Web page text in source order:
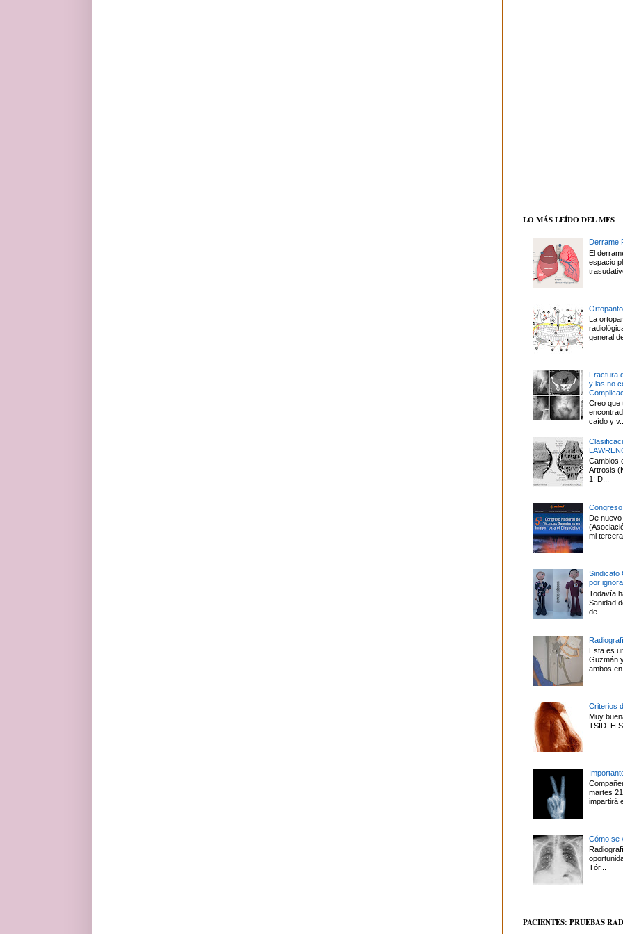
LO MÁS LEÍDO DEL MES
Derrame
El
espacio
La
general
Fractura
y las no
Creo que
caído y
Cambios
Artrosis
1: D...
De
mi
Sindicato
por
Todavía
Sanidad
de...
Esta es
Guzmán
ambos
Criterios
Muy
TSID.
martes
impartirá
Cómo se
Tór...
PACIENTES: PRUEBAS